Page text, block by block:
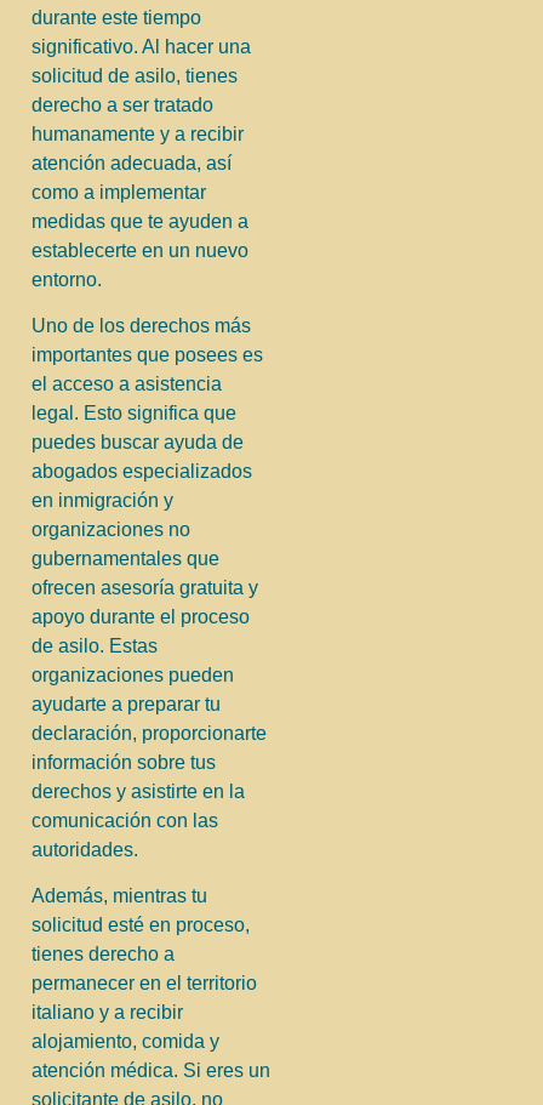
durante este tiempo
significativo. Al hacer una
solicitud de asilo, tienes
derecho a ser tratado
humanamente y a recibir
atención adecuada, así
como a implementar
medidas que te ayuden a
establecerte en un nuevo
entorno.
Uno de los derechos más
importantes que posees es
el acceso a asistencia
legal. Esto significa que
puedes buscar ayuda de
abogados especializados
en inmigración y
organizaciones no
gubernamentales que
ofrecen asesoría gratuita y
apoyo durante el proceso
de asilo. Estas
organizaciones pueden
ayudarte a preparar tu
declaración, proporcionarte
información sobre tus
derechos y asistirte en la
comunicación con las
autoridades.
Además, mientras tu
solicitud esté en proceso,
tienes derecho a
permanecer en el territorio
italiano y a recibir
alojamiento, comida y
atención médica. Si eres un
solicitante de asilo, no